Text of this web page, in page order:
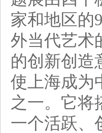
家和地区的
外当代艺术
的创新创造
使上海成为
之一。它将
一个活跃、